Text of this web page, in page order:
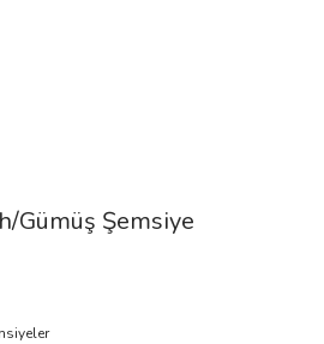
Gümüş Şemsiye